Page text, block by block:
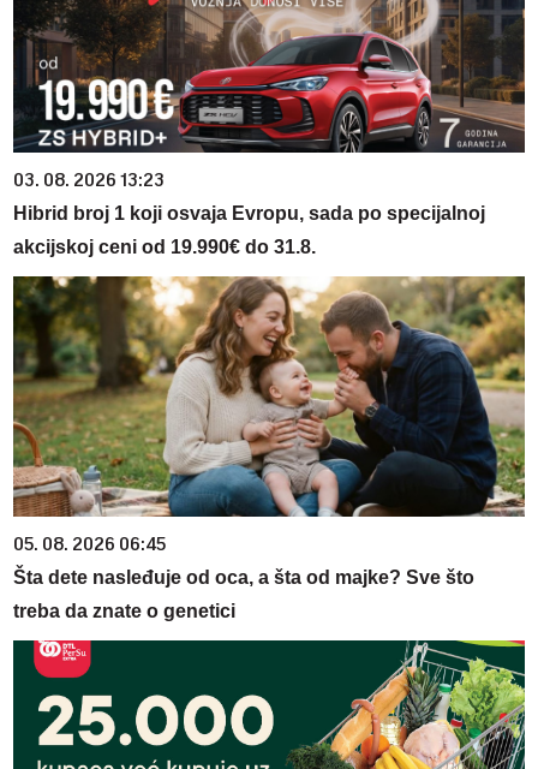
03. 08. 2026 13:23
Hibrid broj 1 koji osvaja Evropu, sada po specijalnoj
akcijskoj ceni od 19.990€ do 31.8.
05. 08. 2026 06:45
Šta dete nasleđuje od oca, a šta od majke? Sve što
treba da znate o genetici